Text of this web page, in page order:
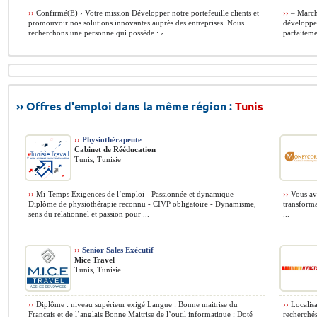
›› Confirmé(E) › Votre mission Développer notre portefeuille clients et
promouvoir nos solutions innovantes auprès des entreprises. Nous
recherchons une personne qui possède : › ...
›› –
›› Offres d'emploi dans la même région :Tunis
›› Physiothérapeute
Cabinet de Rééducation
Tunis, Tunisie
›› Mi-Temps Exigences de l’emploi - Passionnée et dynamique -
Diplôme de physiothérapie reconnu - CIVP obligatoire - Dynamisme,
sens du relationnel et passion pour ...
›› Vous
›› Senior Sales Exécutif
Mice Travel
Tunis, Tunisie
›› Diplôme : niveau supérieur exigé Langue : Bonne maitrise du
Français et de l’anglais Bonne Maitrise de l’outil informatique ; Doté
››